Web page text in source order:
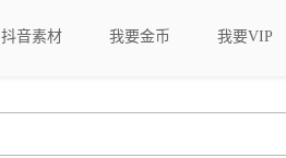
抖音素材 我要金币 我要VIP